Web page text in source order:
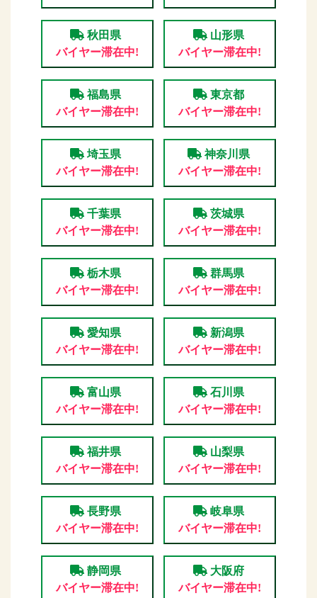
秋田県
バイヤー滞在中!
山形県
バイヤー滞在中!
福島県
バイヤー滞在中!
東京都
バイヤー滞在中!
埼玉県
バイヤー滞在中!
神奈川県
バイヤー滞在中!
千葉県
バイヤー滞在中!
茨城県
バイヤー滞在中!
栃木県
バイヤー滞在中!
群馬県
バイヤー滞在中!
愛知県
バイヤー滞在中!
新潟県
バイヤー滞在中!
富山県
バイヤー滞在中!
石川県
バイヤー滞在中!
福井県
バイヤー滞在中!
山梨県
バイヤー滞在中!
長野県
バイヤー滞在中!
岐阜県
バイヤー滞在中!
静岡県
バイヤー滞在中!
大阪府
バイヤー滞在中!